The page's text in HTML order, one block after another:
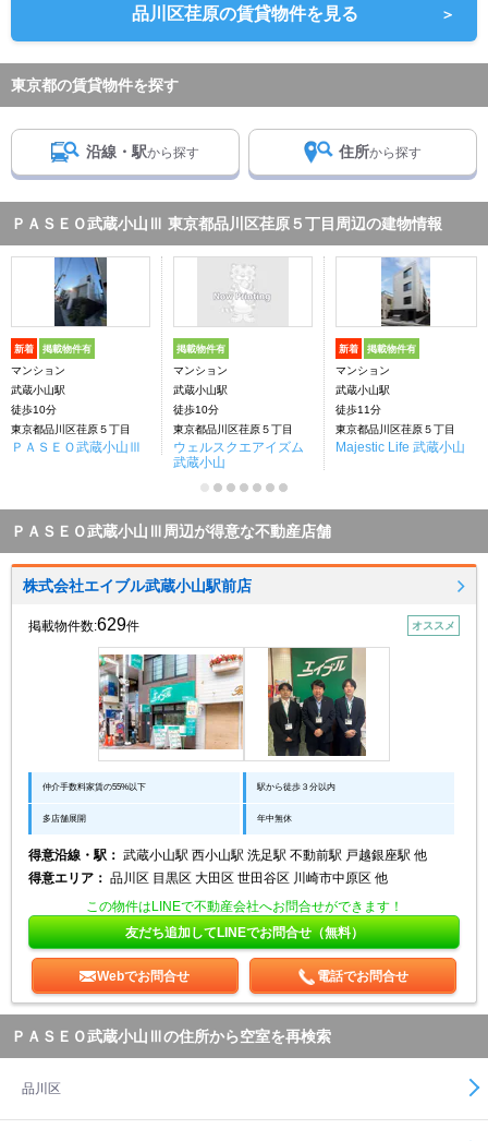
品川区荏原の賃貸物件を見る ＞
東京都の賃貸物件を探す
沿線・駅から探す 住所から探す
ＰＡＳＥＯ武蔵小山Ⅲ 東京都品川区荏原５丁目周辺の建物情報
新着 掲載物件有
マンション
武蔵小山駅
徒歩10分
東京都品川区荏原５丁目
ＰＡＳＥＯ武蔵小山Ⅲ
掲載物件有
マンション
武蔵小山駅
徒歩10分
東京都品川区荏原５丁目
ウェルスクエアイズム
武蔵小山
新着 掲載物件有
マンション
武蔵小山駅
徒歩11分
東京都品川区荏原５丁目
Majestic Life 武蔵小山
ＰＡＳＥＯ武蔵小山Ⅲ周辺が得意な不動産店舗
株式会社エイブル武蔵小山駅前店
掲載物件数:629件 オススメ
仲介手数料家賃の55%以下 駅から徒歩３分以内
多店舗展開 年中無休
得意沿線・駅： 武蔵小山駅 西小山駅 洗足駅 不動前駅 戸越銀座駅 他
得意エリア： 品川区 目黒区 大田区 世田谷区 川崎市中原区 他
この物件はLINEで不動産会社へお問合せができます！
友だち追加してLINEでお問合せ（無料）
Webでお問合せ 電話でお問合せ
ＰＡＳＥＯ武蔵小山Ⅲの住所から空室を再検索
品川区